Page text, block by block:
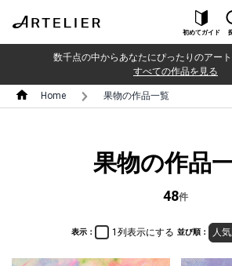
初めてガイド
数千点の中からあなたにぴったりのアー
すべての作品を見る
Home 果物の作品一覧
果物の作品
48件
表示： 1列表示にする 並び順： 人